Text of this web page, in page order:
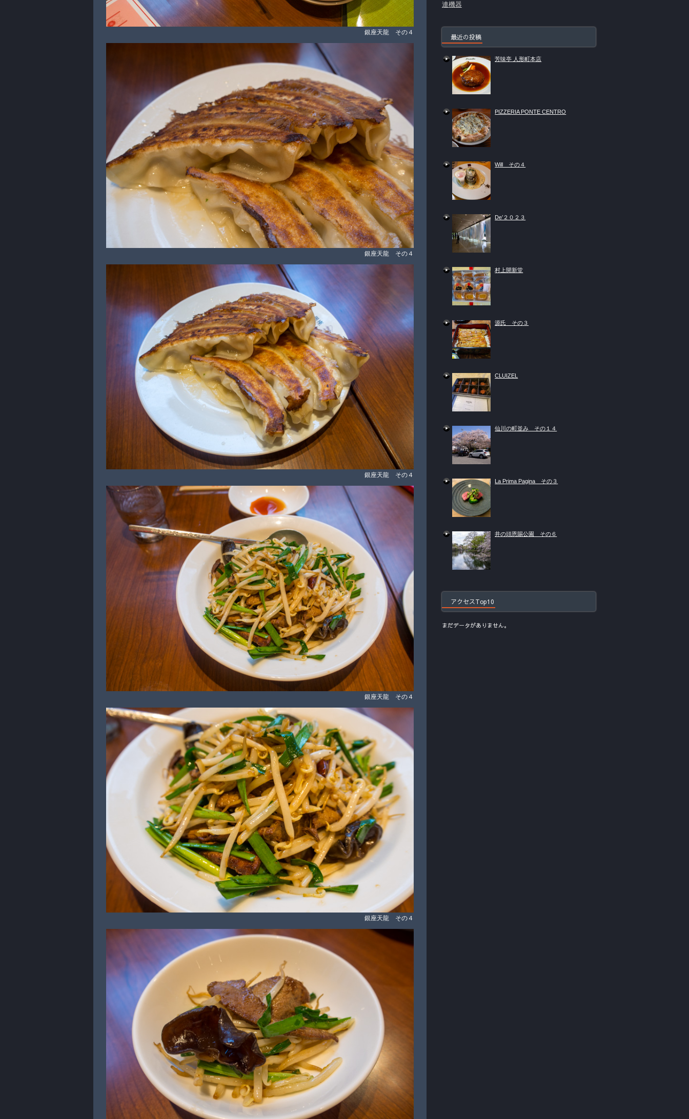
銀座天龍 その４
銀座天龍 その４
銀座天龍 その４
銀座天龍 その４
銀座天龍 その４
連機器
最近の投稿
芳味亭 人形町本店
PIZZERIA PONTE CENTRO
Will その４
De’２０２３
村上開新堂
源氏 その３
CLUIZEL
仙川の町並み その１４
La Prima Pagina その３
井の頭恩賜公園 その６
アクセスTop10
まだデータがありません。